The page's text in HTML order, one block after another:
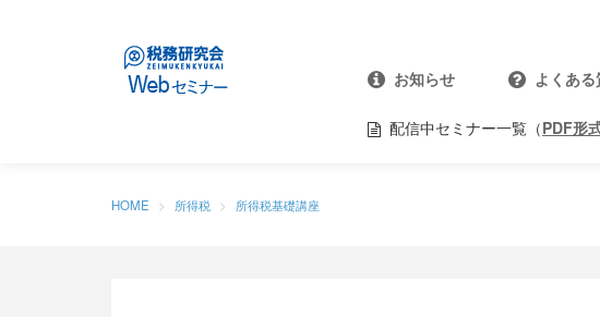
お知らせ よくあ
配信中セミナー一覧（PDF形
HOME 所得税 所得税基礎講座